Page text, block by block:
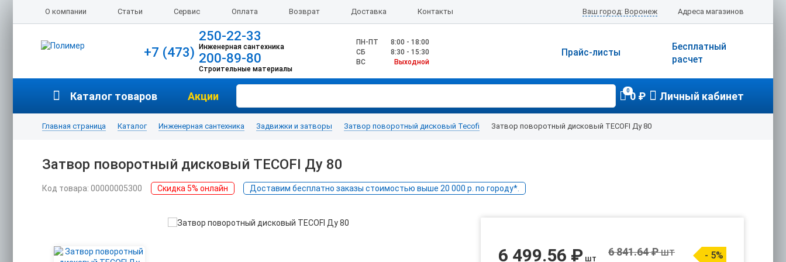
О компании Статьи Сервис Оплата Возврат Доставка Контакты Адреса магазинов
Ваш город: Воронеж
+7 (473)
250-22-33
Инженерная сантехника
200-89-80
Строительные материалы
ПН-ПТ
8:00 - 18:00
CБ
8:30 - 15:30
ВС
Выходной
Бесплатный
расчет
Прайс-листы
Каталог товаров Акции 00 ₽ Личный кабинет
Главная страница Каталог Инженерная сантехника Задвижки и затворы Затвор поворотный дисковый Tecofi Затвор поворотный дисковый TECOFI Ду 80
Затвор поворотный дисковый TECOFI Ду 80
Код товара: 00000005300 Скидка 5% онлайн Доставим бесплатно заказы стоимостью выше 20 000 р. по городу*.
6 499.56 ₽ шт
6 841.64 ₽шт - 5%